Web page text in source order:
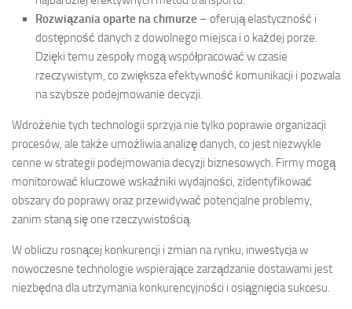
Rozwiązania oparte na chmurze – oferują elastyczność i
dostępność danych z dowolnego miejsca i o każdej porze.
Dzięki temu zespoły mogą współpracować w czasie
rzeczywistym, co zwiększa efektywność komunikacji i pozwala
na szybsze podejmowanie decyzji.
Wdrożenie tych technologii sprzyja nie tylko poprawie organizacji
procesów, ale także umożliwia analizę danych, co jest niezwykle
cenne w strategii podejmowania decyzji biznesowych. Firmy mogą
monitorować kluczowe wskaźniki wydajności, zidentyfikować
obszary do poprawy oraz przewidywać potencjalne problemy,
zanim staną się one rzeczywistością.
W obliczu rosnącej konkurencji i zmian na rynku, inwestycja w
nowoczesne technologie wspierające zarządzanie dostawami jest
niezbędna dla utrzymania konkurencyjności i osiągnięcia sukcesu.